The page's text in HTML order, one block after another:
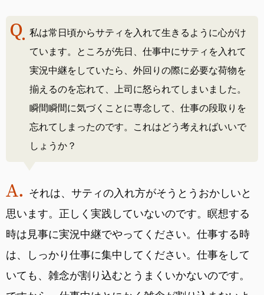
私は常日頃からサティを入れて生きるように心がけ
ています。ところが先日、仕事中にサティを入れて
実況中継をしていたら、外回りの際に必要な荷物を
揃えるのを忘れて、上司に怒られてしまいました。
瞬間瞬間に気づくことに専念して、仕事の段取りを
忘れてしまったのです。これはどう考えればいいで
しょうか？
それは、サティの入れ方がそうとうおかしいと
思います。正しく実践していないのです。瞑想する
時は見事に実況中継でやってください。仕事する時
は、しっかり仕事に集中してください。仕事をして
いても、雑念が割り込むとうまくいかないのです。